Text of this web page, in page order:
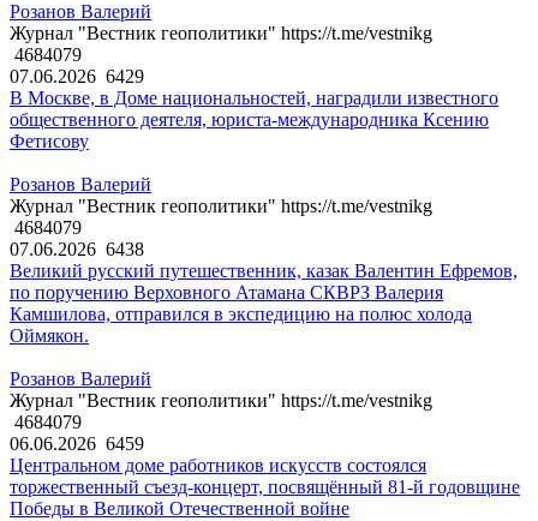
Розанов Валерий
Журнал "Вестник геополитики" https://t.me/vestnikg
4684079
07.06.2026 6429
В Москве, в Доме национальностей, наградили известного
общественного деятеля, юриста-международника Ксению
Фетисову
Розанов Валерий
Журнал "Вестник геополитики" https://t.me/vestnikg
4684079
07.06.2026 6438
Великий русский путешественник, казак Валентин Ефремов,
по поручению Верховного Атамана СКВРЗ Валерия
Камшилова, отправился в экспедицию на полюс холода
Оймякон.
Розанов Валерий
Журнал "Вестник геополитики" https://t.me/vestnikg
4684079
06.06.2026 6459
Центральном доме работников искусств состоялся
торжественный съезд-концерт, посвящённый 81-й годовщине
Победы в Великой Отечественной войне